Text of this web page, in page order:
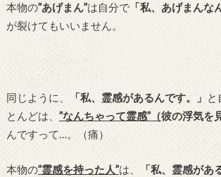
本物の”あげまん”は自分で「私、あげまんな
が裂けてもいいません。
同じように、 「私、霊感があるんです。」
とんどは、 ”なんちゃって霊感”（彼の浮気を
んですって…。（痛）
本物の”霊感を持った人”は、 「私、霊感があ